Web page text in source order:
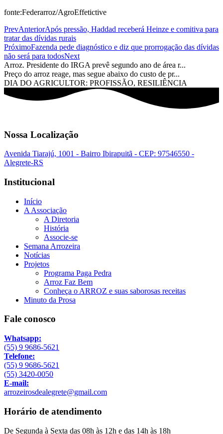
fonte:Federarroz/AgroEffetictive
PrevAnteriorApós pressão, Haddad receberá Heinze e comitiva para
tratar das dívidas rurais
PróximoFazenda pede diagnóstico e diz que prorrogação das dívidas
não será para todosNext
Arroz. Presidente do IRGA prevê segundo ano de área r...
Preço do arroz reage, mas segue abaixo do custo de pr...
DIA DO AGRICULTOR: PROFISSÃO, RESILIÊNCIA
Nossa Localização
Avenida Tiarajú, 1001 - Bairro Ibirapuitã - CEP: 97546550 -
Alegrete-RS
Institucional
Início
A Associação
A Diretoria
História
Associe-se
Semana Arrozeira
Notícias
Projetos
Programa Paga Pedra
Arroz Faz Bem
Conheça o ARROZ e suas saborosas receitas
Minuto da Prosa
Fale conosco
Whatsapp:
(55) 9 9686-5621
Telefone:
(55) 9 9686-5621
(55) 3420-0050
E-mail:
arrozeirosdealegrete@gmail.com
Horário de atendimento
De Segunda à Sexta das 08h às 12h e das 14h às 18h